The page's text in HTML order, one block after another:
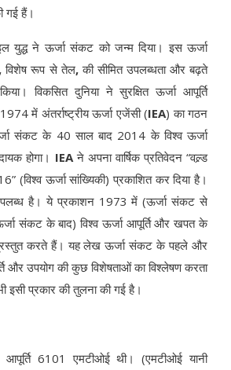
गई हैं।
युद्ध ने ऊर्जा संकट को जन्म दिया। इस ऊर्जा
विशेष रूप से तेल,की सीमित उपलब्धता और बढ़ते
विकसित दुनिया ने सुरक्षित ऊर्जा आपूर्ति
में अंतर्राष्ट्रीय ऊर्जा एजेंसी (IEA) का गठन
संकट के 40 साल बाद 2014 के विश्व ऊर्जा
होगा। IEAने अपना वार्षिक प्रतिवेदन “वल्र्ड
(विश्व ऊर्जा सांख्यिकी) प्रकाशित कर दिया है।
है। ये प्रकाशन 1973 में (ऊर्जा संकट से
संकट के बाद) विश्व ऊर्जा आपूर्ति और खपत के
करते हैं। यह लेख ऊर्जा संकट के पहले और
और उपयोग की कुछ विशेषताओं का विश्लेषण करता
इसी प्रकार की तुलना की गई है।
आपूर्ति 6101 एमटीओई थी। (एमटीओई यानी